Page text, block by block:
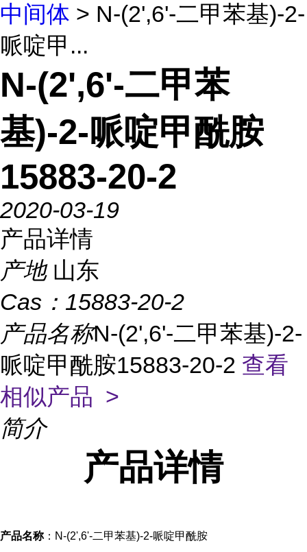
中间体 > N-(2',6'-二甲苯基)-2-
哌啶甲...
N-(2',6'-二甲苯
基)-2-哌啶甲酰胺
15883-20-2
2020-03-19
产品详情
产地 山东
Cas： 15883-20-2
产品名称N-(2',6'-二甲苯基)-2-
哌啶甲酰胺15883-20-2 查看
相似产品 >
简介
产品详情
产品名称：N-(2',6'-二甲苯基)-2-哌啶甲酰胺